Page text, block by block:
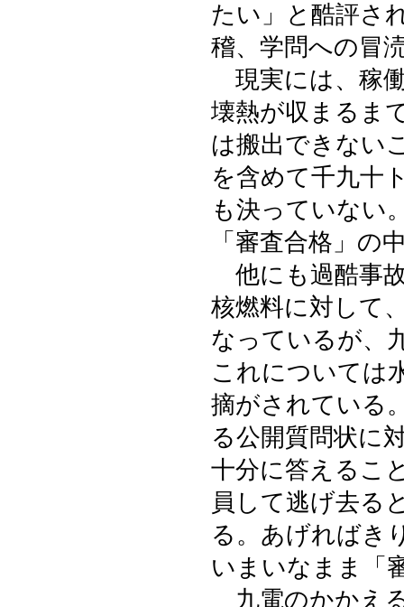
たい」と酷評さ
稽、学問への冒
現実には、稼
壊熱が収まるま
は搬出できない
を含めて千九十
も決っていない
「審査合格」の
他にも過酷事
核燃料に対して
なっているが、
これについては
摘がされている
る公開質問状に
十分に答えるこ
員して逃げ去る
る。あげればき
いまいなまま「
九電のかかえ